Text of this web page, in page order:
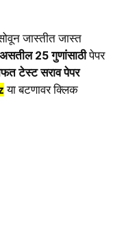
जास्तीत जास्त
25 गुणांसाठीपेपर
टेस्ट सराव पेपर
या बटणावर क्लिक